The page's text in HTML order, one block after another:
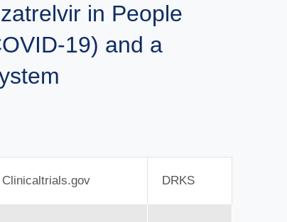
in People
19) and a
Clinicaltrials.gov DRKS